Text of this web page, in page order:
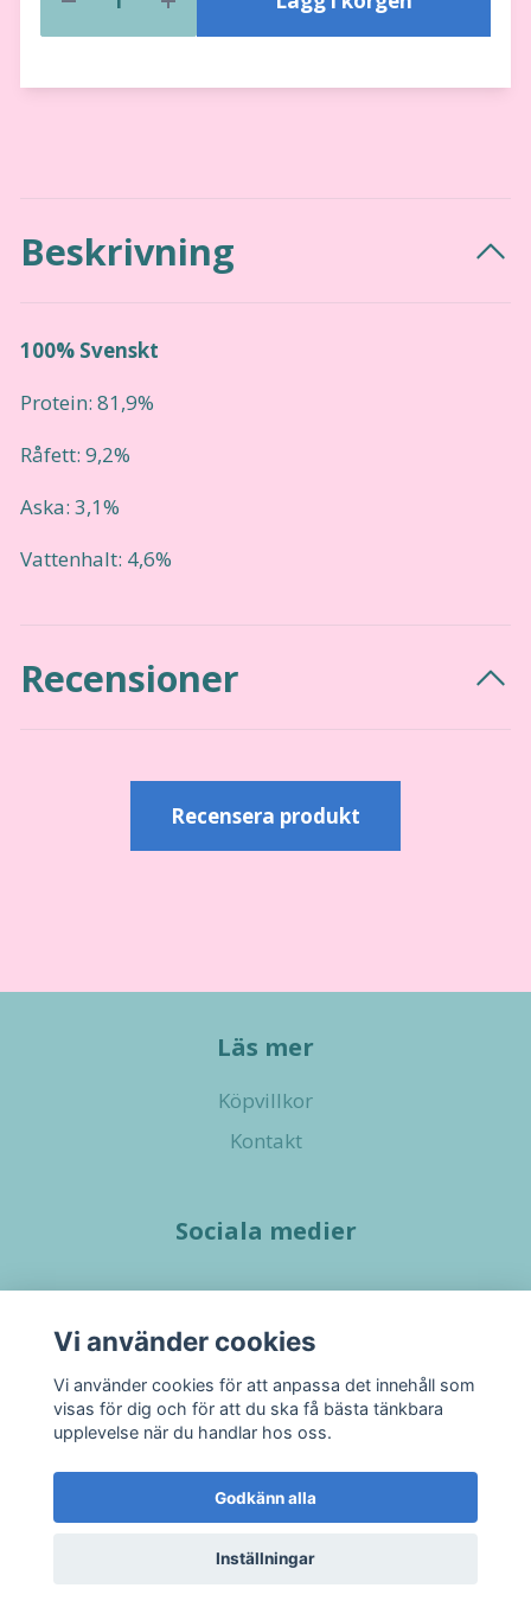
Beskrivning
100% Svenskt
Protein: 81,9%
Råfett: 9,2%
Aska: 3,1%
Vattenhalt: 4,6%
Recensioner
Recensera produkt
Läs mer
Köpvillkor
Kontakt
Sociala medier
© 2026 Little Pupshop–Powered by Quickbutik
Vi använder cookies
Vi använder cookies för att anpassa det innehåll som
visas för dig och för att du ska få bästa tänkbara
upplevelse när du handlar hos oss.
Godkänn alla
Inställningar